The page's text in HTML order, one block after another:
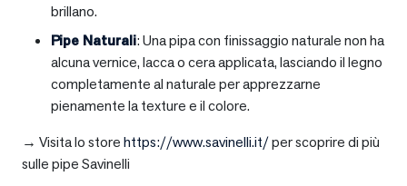
brillano.
Pipe Naturali: Una pipa con finissaggio naturale non ha
alcuna vernice, lacca o cera applicata, lasciando il legno
completamente al naturale per apprezzarne
pienamente la texture e il colore.
→ Visita lo storehttps://www.savinelli.it/per scoprire di più
sulle pipe Savinelli